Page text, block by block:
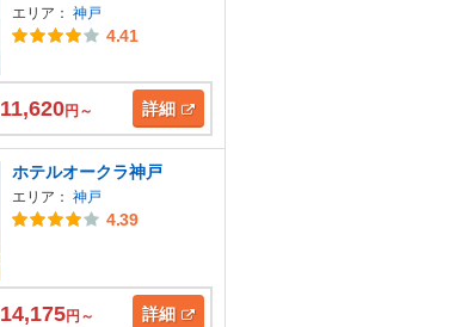
エリア： 神戸
4.41
11,620円～ 詳細
ホテルオークラ神戸
エリア： 神戸
4.39
14,175円～ 詳細